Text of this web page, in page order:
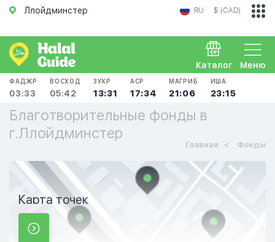
Ллойдминстер RU $ (CAD)
Меню
Каталог
ФАДЖР
03:33
ВОСХОД
05:42
ЗУХР
13:31
АСР
17:34
МАГРИБ
21:06
ИША
23:15
Благотворительные фонды в
г.Ллойдминстер
Главная Фонды
Карта точек